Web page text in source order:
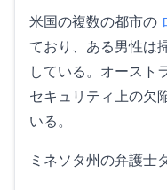
米国の複数の都市の
ており、ある男性は
している。オースト
セキュリティ上の欠
いる。
ミネソタ州の弁護士